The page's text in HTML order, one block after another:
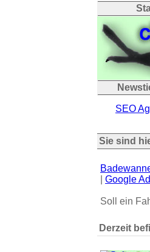
SEO
Sie sind
Google
Soll ein
Derzeit